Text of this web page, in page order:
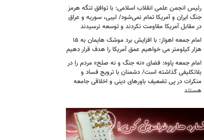
رئیس انجمن علمی انقلاب اسلامی: با توافق تنگه هرمز
جنگ ایران و آمریکا تمام نمی‌شود/ لیبی، سوریه و عراق
در مقابل آمریکا مقاومت نکردند و توسعه نرسیدند
امام‌ جمعه اهواز: با افزایش برد موشک هایمان به ۱۵
هزار کیلومتر می خواهیم عمق آمریکا را هدف قرار دهیم
امام جمعه پاوه: فضای «نه جنگ و نه صلح» مردم را در
بلاتکلیفی گذاشته است/ دشمنان با ترویج فساد و
منکرات در پی تضعیف باورهای دینی و اخلاقی جامعه
هستند